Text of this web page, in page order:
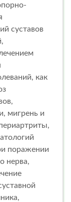
суставов
как
мигрень и
поражении
нерва,